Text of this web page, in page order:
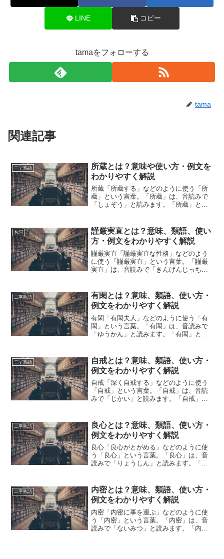
LINE コピー
tamaをフォローする
tama
関連記事
二字熟語
所蔵とは？意味や使い方・例文を
わかりやすく解説
所蔵「所蔵する」などのように使う「所
蔵」という言葉。「所蔵」は、音読みで
「しょぞう」と読みます。「所蔵」と
ついて、小説などの用例を紹介して、わ
かりやすく解説していきます...
名詞
謹厳実直とは？意味、類語、使い
方・例文をわかりやすく解説
謹厳実直「謹厳実直な性格」などのよう
に使う「謹厳実直」という言葉。「謹厳
実直」は、音読みで「きんげんじっちょ
事では「謹厳実直」の意味や使い方や類
語について、小説などの用...
二字熟語
有閑とは？意味、類語、使い方・
例文をわかりやすく解説
有閑「有閑夫人」などのように使う「有
閑」という言葉。「有閑」は、音読みで
「ゆうかん」と読みます。「有閑」と
類語について、小説などの用例を紹介し
て、わかりやすく解説してい...
二字熟語
自戒とは？意味、類語、使い方・
例文をわかりやすく解説
自戒「深く自戒する」などのように使う
「自戒」という言葉。「自戒」は、音読
みで「じかい」と読みます。「自戒」と
類語について、小説などの用例を紹介し
ながら、わかりやすく解説...
二字熟語
良心とは？意味、類語、使い方・
例文をわかりやすく解説
良心「良心がとがめる」などのように使
う「良心」という言葉。「良心」は、音
読みで「りょうしん」と読みます。「良
い方や類語について、小説などの用例を
紹介しながら、わかりやす...
二字熟語
内密とは？意味、類語、使い方・
例文をわかりやすく解説
内密「内密に事を運ぶ」などのように使
う「内密」という言葉。「内密」は、音
読みで「ないみつ」と読みます。「内